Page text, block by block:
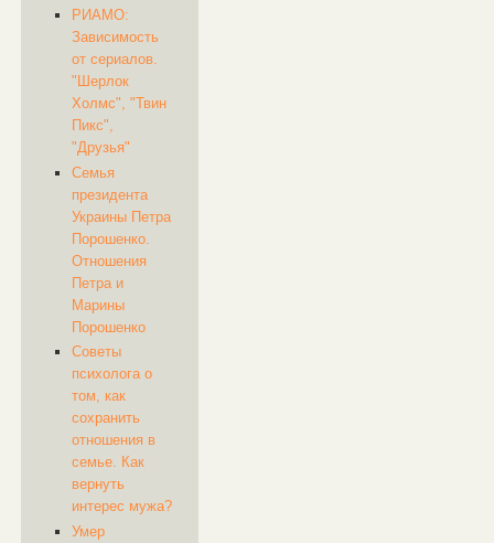
РИАМО:
Зависимость
от сериалов.
"Шерлок
Холмс", "Твин
Пикс",
"Друзья"
Семья
президента
Украины Петра
Порошенко.
Отношения
Петра и
Марины
Порошенко
Советы
психолога о
том, как
сохранить
отношения в
семье. Как
вернуть
интерес мужа?
Умер